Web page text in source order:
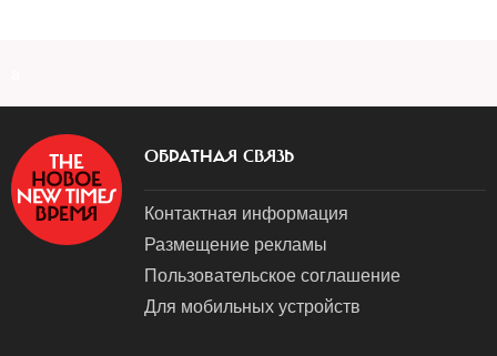
ОБРАТНАЯ СВЯЗЬ
Контактная информация
Размещение рекламы
Пользовательское соглашение
Для мобильных устройств